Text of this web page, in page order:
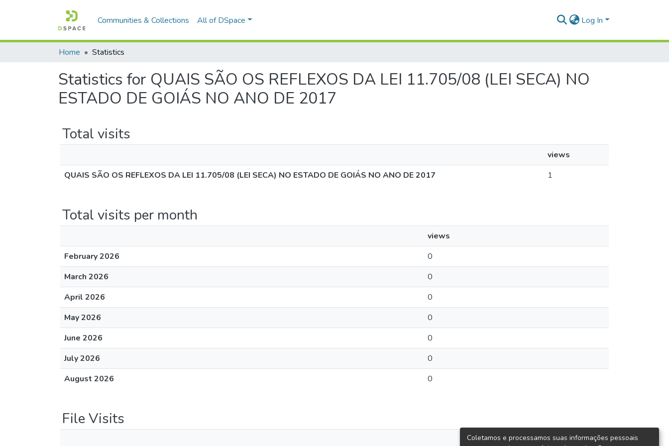
Communities & Collections All of DSpace Log In
Home Statistics
Statistics for QUAIS SÃO OS REFLEXOS DA LEI 11.705/08 (LEI SECA) NO
ESTADO DE GOIÁS NO ANO DE 2017
Total visits
views
QUAIS SÃO OS REFLEXOS DA LEI 11.705/08 (LEI SECA) NO ESTADO DE GOIÁS NO ANO DE 2017
1
Total visits per month
views
February 2026
0
March 2026
0
April 2026
0
May 2026
0
June 2026
0
July 2026
0
August 2026
0
File Visits
views
Coletamos e processamos suas informações pessoais